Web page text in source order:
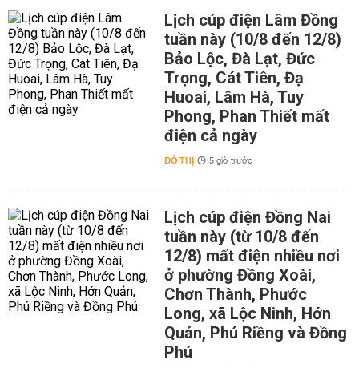
Lịch cúp điện Lâm Đồng
tuần này (10/8 đến 12/8)
Bảo Lộc, Đà Lạt, Đức
Trọng, Cát Tiên, Đạ
Huoai, Lâm Hà, Tuy
Phong, Phan Thiết mất
điện cả ngày
ĐÔ THỊ 5 giờ trước
Lịch cúp điện Đồng Nai
tuần này (từ 10/8 đến
12/8) mất điện nhiều nơi
ở phường Đồng Xoài,
Chơn Thành, Phước
Long, xã Lộc Ninh, Hớn
Quản, Phú Riềng và Đồng
Phú